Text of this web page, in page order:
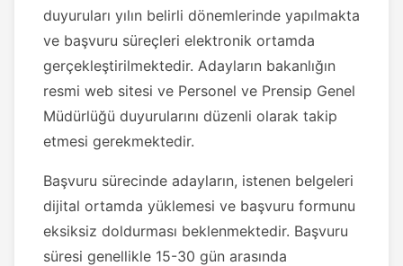
duyuruları yılın belirli dönemlerinde yapılmakta
ve başvuru süreçleri elektronik ortamda
gerçekleştirilmektedir. Adayların bakanlığın
resmi web sitesi ve Personel ve Prensip Genel
Müdürlüğü duyurularını düzenli olarak takip
etmesi gerekmektedir.
Başvuru sürecinde adayların, istenen belgeleri
dijital ortamda yüklemesi ve başvuru formunu
eksiksiz doldurması beklenmektedir. Başvuru
süresi genellikle 15-30 gün arasında